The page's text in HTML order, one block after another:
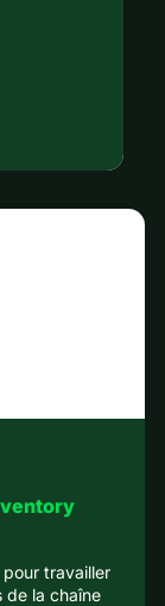
travailler
de la chaîne